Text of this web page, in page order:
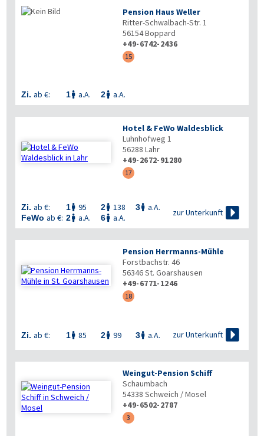
Pension Haus Weller
Ritter-Schwalbach-Str. 1
56154Boppard
+49-6742-2436
15
Zi. ab €: 1 a.A. 2 a.A.
Hotel & FeWo Waldesblick
Luhnhofweg 1
56288 Lahr
+49-2672-91280
17
Zi. ab €: 1 95 2 138 3 a.A.
FeWo ab €: 2 a.A. 6 a.A.
zur Unterkunft 
Pension Herrmanns-Mühle
Forstbachstr. 46
56346St. Goarshausen
+49-6771-1246
18
Zi. ab €: 1 85 2 99 3 a.A. zur Unterkunft 
Weingut-Pension Schiff
Schaumbach
54338 Schweich / Mosel
+49-6502-2787
3